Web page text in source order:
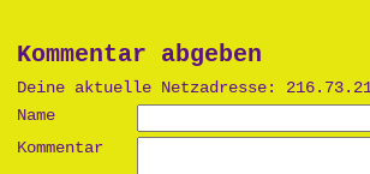
Kommentar abgeben
Deine aktuelle Netzadresse:
Name
Kommentar